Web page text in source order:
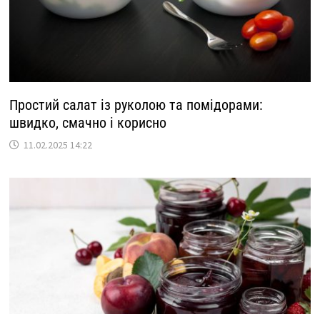
Простий салат із руколою та помідорами:
швидко, смачно і корисно
11.02.2025 14:22